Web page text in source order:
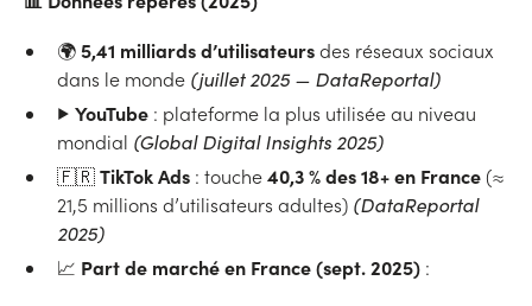
🌍 5,41 milliards d’utilisateursdes réseaux sociaux
dans le monde (juillet 2025 — DataReportal)
▶️ YouTube : plateforme la plus utilisée au niveau
mondial (Global Digital Insights 2025)
🇫🇷TikTok Ads : touche40,3 % des 18+ en France(≈
21,5 millions d’utilisateurs adultes) (DataReportal
2025)
📈 Part de marché en France (sept. 2025) :